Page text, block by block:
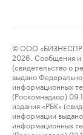
© ООО
2026. Сообщения и
(свидетельство о
выдано
информационных
(Роскомнадзор)
издания «РБК»
информации
информационных